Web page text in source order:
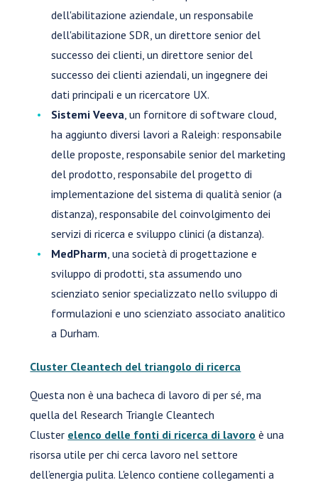
dell'abilitazione aziendale, un responsabile
dell'abilitazione SDR, un direttore senior del
successo dei clienti, un direttore senior del
successo dei clienti aziendali, un ingegnere dei
dati principali e un ricercatore UX.
Sistemi Veeva, un fornitore di software cloud,
ha aggiunto diversi lavori a Raleigh: responsabile
delle proposte, responsabile senior del marketing
del prodotto, responsabile del progetto di
implementazione del sistema di qualità senior (a
distanza), responsabile del coinvolgimento dei
servizi di ricerca e sviluppo clinici (a distanza).
MedPharm, una società di progettazione e
sviluppo di prodotti, sta assumendo uno
scienziato senior specializzato nello sviluppo di
formulazioni e uno scienziato associato analitico
a Durham.
Cluster Cleantech del triangolo di ricerca
Questa non è una bacheca di lavoro di per sé, ma
quella del Research Triangle Cleantech
Cluster elenco delle fonti di ricerca di lavoro è una
risorsa utile per chi cerca lavoro nel settore
dell’energia pulita. L'elenco contiene collegamenti a